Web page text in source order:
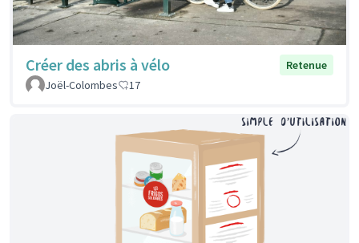
Créer des abris à vélo
Retenue
Joël-Colombes
17